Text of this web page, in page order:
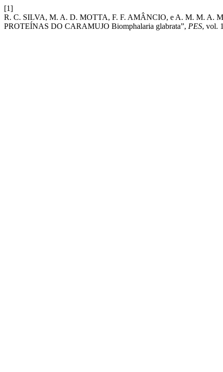
[1]
R. C. SILVA, M. A. D. MOTTA, F. F. AMÂNCIO, e A. M. M. A.
PROTEÍNAS DO CARAMUJO Biomphalaria glabrata”, PES, vol.